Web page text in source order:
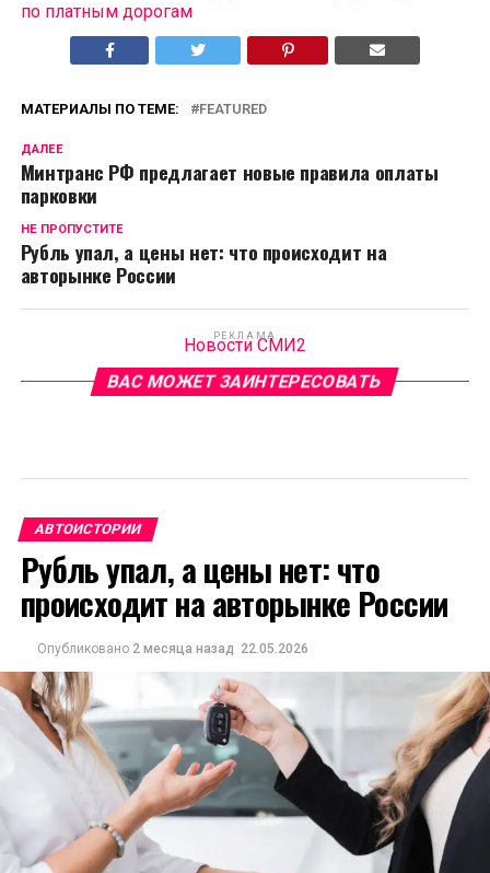
по платным дорогам
МАТЕРИАЛЫ ПО ТЕМЕ: FEATURED
ДАЛЕЕ
Минтранс РФ предлагает новые правила оплаты
парковки
НЕ ПРОПУСТИТЕ
Рубль упал, а цены нет: что происходит на
авторынке России
РЕКЛАМА
Новости СМИ2
ВАС МОЖЕТ ЗАИНТЕРЕСОВАТЬ
АВТОИСТОРИИ
Рубль упал, а цены нет: что
происходит на авторынке России
Опубликовано 2 месяца назад 22.05.2026